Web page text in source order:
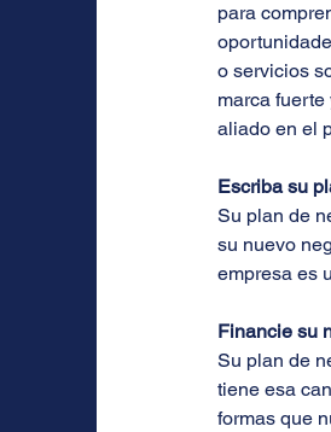
para
o servicios
marca
aliado en el
Escriba su
Su plan de
su nuevo
empresa es
Financie su
Su plan de
tiene esa
formas que